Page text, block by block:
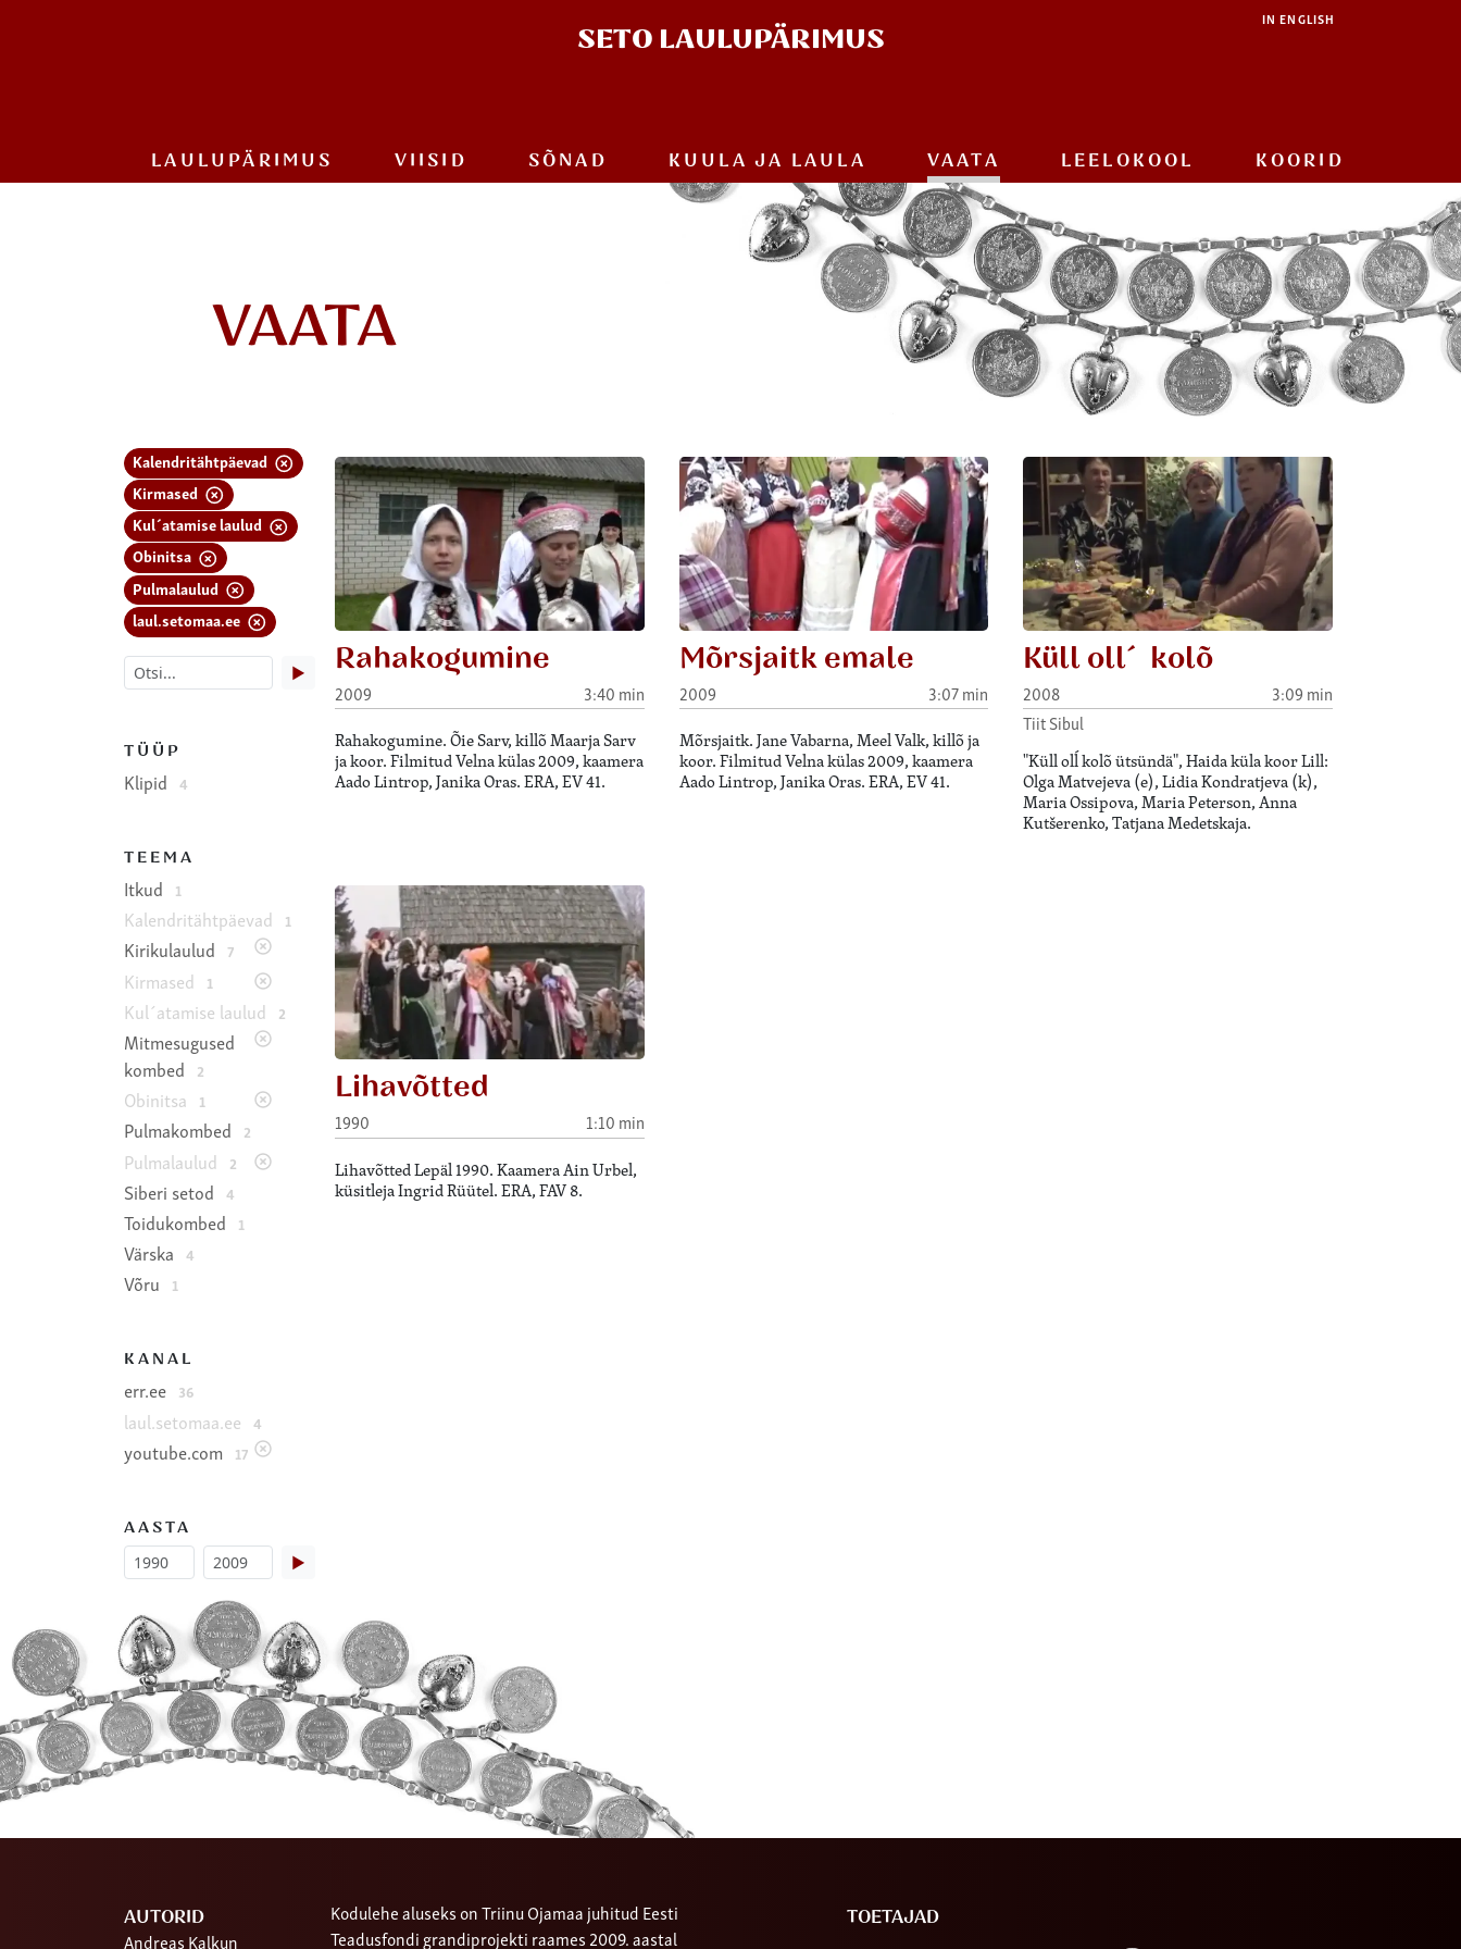
SETO LAULUPÄRIMUS
IN ENGLISH
LAULU­PÄRIMUS VIISID SÕNAD KUULA JA LAULA VAATA LEELOKOOL KOORID
VAATA
Kalendritähtpäevad
Kirmased
Kul´atamise laulud
Obinitsa
Pulmalaulud
laul.setomaa.ee
▶
TÜÜP
Klipid 4
TEEMA
Itkud 1
Kalendritähtpäevad 1
Kirikulaulud 7
Kirmased 1
Kul´atamise laulud 2
Mitmesugused
kombed
2
Obinitsa 1
Pulmakombed 2
Pulmalaulud 2
Siberi setod 4
Toidukombed 1
Värska 4
Võru 1
KANAL
err.ee 36
laul.setomaa.ee 4
youtube.com 17
AASTA
▶
Rahakogumine
2009 3:40 min
Rahakogumine. Õie Sarv, killõ Maarja Sarv
ja koor. Filmitud Velna külas 2009, kaamera
Aado Lintrop, Janika Oras. ERA, EV 41.
Mõrsjaitk emale
2009 3:07 min
Mõrsjaitk. Jane Vabarna, Meel Valk, killõ ja
koor. Filmitud Velna külas 2009, kaamera
Aado Lintrop, Janika Oras. ERA, EV 41.
Küll oll´ kolõ
2008
3:09 min
Tiit Sibul
"Küll olĺ kolõ ütsündä", Haida küla koor Lill:
Olga Matvejeva (e), Lidia Kondratjeva (k),
Maria Ossipova, Maria Peterson, Anna
Kutšerenko, Tatjana Medetskaja.
Lihavõtted
1990 1:10 min
Lihavõtted Lepäl 1990. Kaamera Ain Urbel,
küsitleja Ingrid Rüütel. ERA, FAV 8.
AUTORID
Andreas Kalkun
Kodulehe aluseks on Triinu Ojamaa juhitud Eesti
Teadusfondi grandiprojekti raames 2009. aastal
TOETAJAD